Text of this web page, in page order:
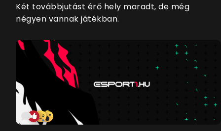
Két továbbjutást érő hely maradt, de még
négyen vannak játékban.